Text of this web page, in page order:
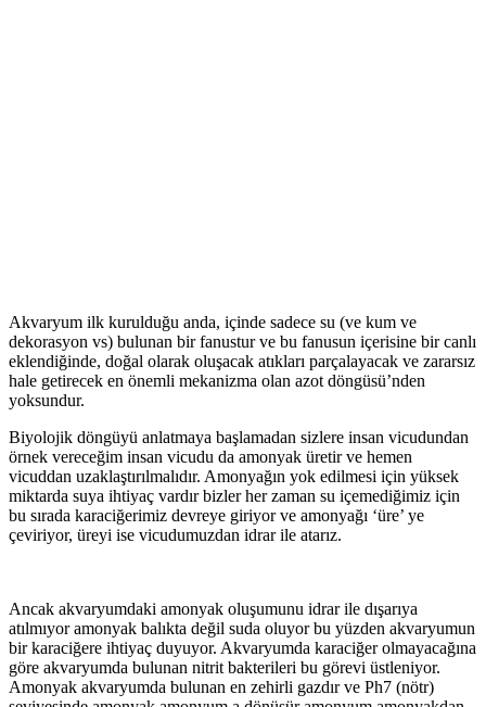
Akvaryum ilk kurulduğu anda, içinde sadece su (ve kum ve
dekorasyon vs) bulunan bir fanustur ve bu fanusun içerisine bir canlı
eklendiğinde, doğal olarak oluşacak atıkları parçalayacak ve zararsız
hale getirecek en önemli mekanizma olan azot döngüsü’nden
yoksundur.
Biyolojik döngüyü anlatmaya başlamadan sizlere insan vicudundan
örnek vereceğim insan vicudu da amonyak üretir ve hemen
vicuddan uzaklaştırılmalıdır. Amonyağın yok edilmesi için yüksek
miktarda suya ihtiyaç vardır bizler her zaman su içemediğimiz için
bu sırada karaciğerimiz devreye giriyor ve amonyağı ‘üre’ ye
çeviriyor, üreyi ise vicudumuzdan idrar ile atarız.
Ancak akvaryumdaki amonyak oluşumunu idrar ile dışarıya
atılmıyor amonyak balıkta değil suda oluyor bu yüzden akvaryumun
bir karaciğere ihtiyaç duyuyor. Akvaryumda karaciğer olmayacağına
göre akvaryumda bulunan nitrit bakterileri bu görevi üstleniyor.
Amonyak akvaryumda bulunan en zehirli gazdır ve Ph7 (nötr)